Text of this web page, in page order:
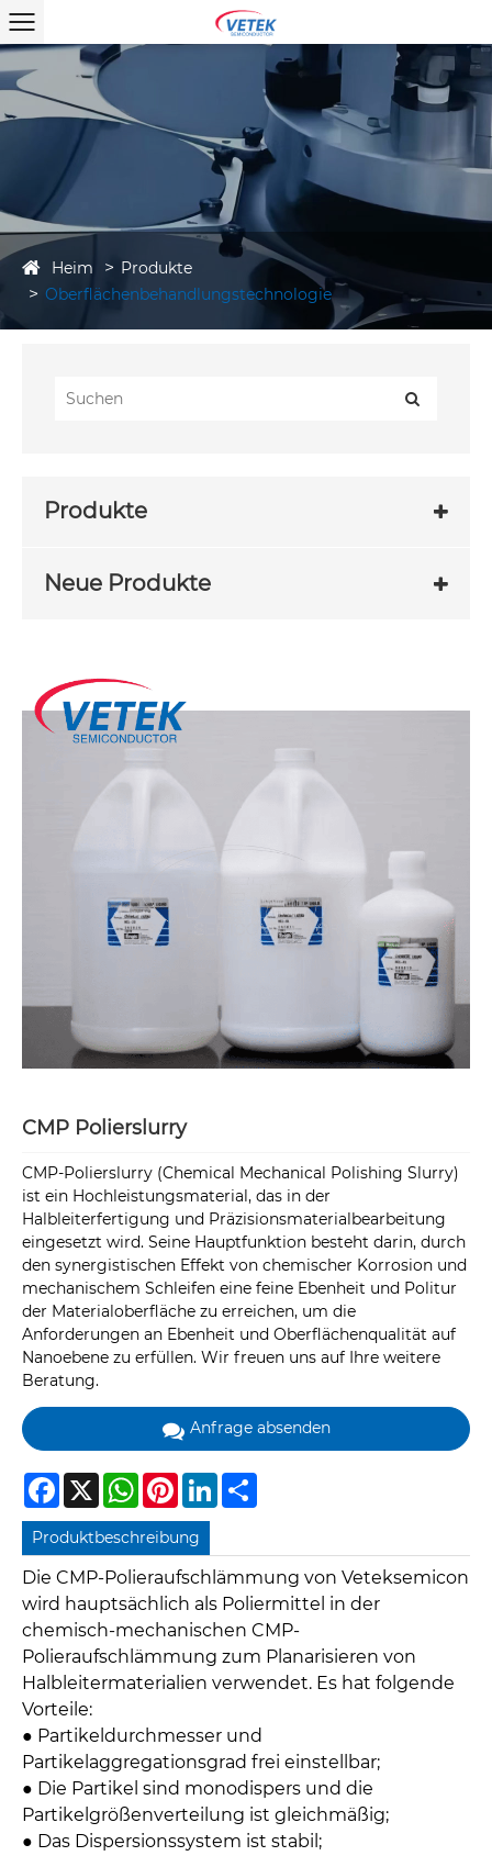
Heim
Produkte
Oberflächenbehandlungstechnologie
Produkte
Neue Produkte
CMP Polierslurry
CMP-Polierslurry (Chemical Mechanical Polishing Slurry)
ist ein Hochleistungsmaterial, das in der
Halbleiterfertigung und Präzisionsmaterialbearbeitung
eingesetzt wird. Seine Hauptfunktion besteht darin, durch
den synergistischen Effekt von chemischer Korrosion und
mechanischem Schleifen eine feine Ebenheit und Politur
der Materialoberfläche zu erreichen, um die
Anforderungen an Ebenheit und Oberflächenqualität auf
Nanoebene zu erfüllen. Wir freuen uns auf Ihre weitere
Beratung.
Anfrage absenden
Facebook
X WhatsAppPinterestLinkedIn
Produktbeschreibung
Die CMP-Polieraufschlämmung von Veteksemicon
wird hauptsächlich als Poliermittel in der
chemisch-mechanischen CMP-
Polieraufschlämmung zum Planarisieren von
Halbleitermaterialien verwendet. Es hat folgende
Vorteile:
● Partikeldurchmesser und
Partikelaggregationsgrad frei einstellbar;
● Die Partikel sind monodispers und die
Partikelgrößenverteilung ist gleichmäßig;
● Das Dispersionssystem ist stabil;